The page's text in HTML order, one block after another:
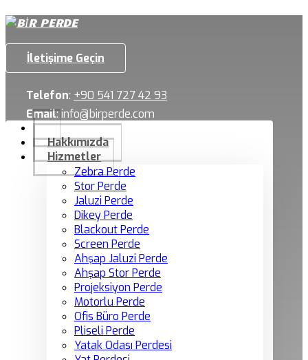
İletişime Geçin
Telefon: +90 541 727 42 93
Email:info@birperde.com
Hakkımızda
Hizmetler
Zebra Perde
Stor Perde
Jaluzi Perde
Dikey Perde
Blackout Perde
Screen Perde
Ahşap Jaluzi Perde
Ahşap Stor Perde
Projeksiyon Perde
Motorlu Perde
Ofis Büro Perde
Pliseli Perde
Yatak Odası Perdesi